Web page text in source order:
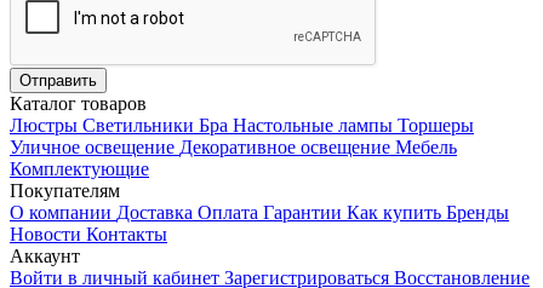
Каталог товаров
Люстры Светильники Бра Настольные лампы Торшеры
Уличное освещение Декоративное освещение Мебель
Комплектующие
Покупателям
О компании Доставка Оплата Гарантии Как купить Бренды
Новости Контакты
Аккаунт
Войти в личный кабинет Зарегистрироваться Восстановление